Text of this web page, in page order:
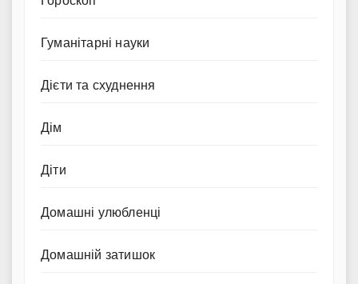
Гуманітарні науки
Дієти та схуднення
Дім
Діти
Домашні улюбленці
Домашній затишок